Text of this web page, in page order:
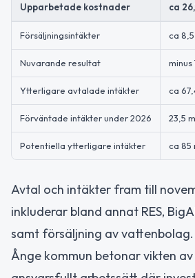
Upparbetade kostnader ca
Försäljningsintäkter ca
Nuvarande resultat minus
Ytterligare avtalade intäkter ca
Förväntade intäkter under 2026 23,5
Potentiella ytterligare intäkter ca 85
Avtal och intäkter fram till
inkluderar bland annat RES,
samt försäljning av vattenbolag.
Ånge kommun betonar vikten